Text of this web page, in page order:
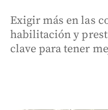
Exigir más en las
habilitación y
clave para tener